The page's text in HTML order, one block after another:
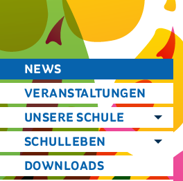
NEWS
VERANSTALTUNGEN
UNSERE SCHULE
SCHULLEBEN
DOWNLOADS